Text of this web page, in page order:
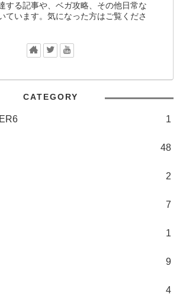
する記事や、ベガ攻略、その他日常な
ています。気になった方はご覧くださ
CATEGORY
1
48
2
7
1
9
4